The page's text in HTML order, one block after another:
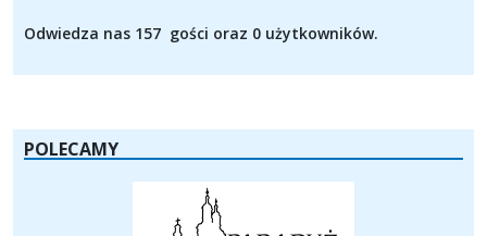
Odwiedza nas 157 gości oraz 0 użytkowników.
POLECAMY